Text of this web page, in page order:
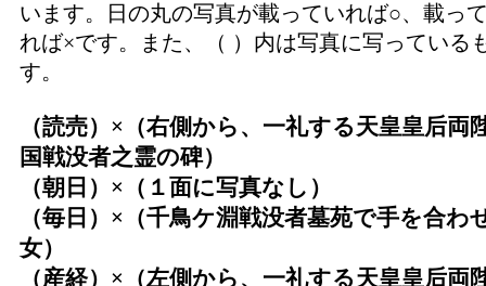
います。日の丸の写真が載っていれば○、載っ
れば×です。また、（ ）内は写真に写っている
す。
（読売）×（右側から、一礼する天皇皇后両
国戦没者之霊の碑）
（朝日）×（１面に写真なし）
（毎日）×（千鳥ケ淵戦没者墓苑で手を合わ
女）
（産経）×（左側から、一礼する天皇皇后両